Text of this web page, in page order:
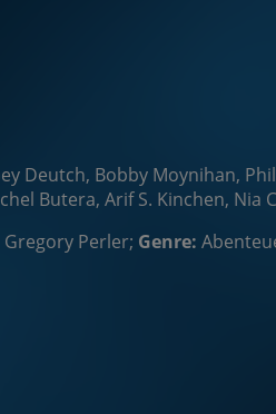
Deutch, Bobby Moynihan,
Butera, Arif S. Kinchen, Nia
Gregory Perler; Genre: